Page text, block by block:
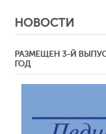
НОВОСТИ
РАЗМЕЩЕН 3-Й
ГОД